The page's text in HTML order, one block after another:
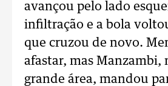
avançou pelo lado
infiltração e a bola
que cruzou de novo.
afastar, mas Manzambi,
grande área, mandou